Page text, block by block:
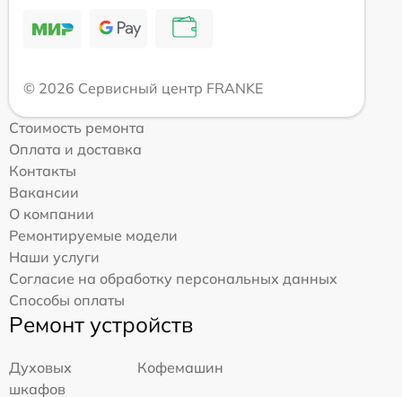
© 2026 Сервисный центр FRANKE
Стоимость ремонта
Оплата и доставка
Контакты
Вакансии
О компании
Ремонтируемые модели
Наши услуги
Согласие на обработку персональных данных
Способы оплаты
Ремонт устройств
Духовых
шкафов
Кофемашин